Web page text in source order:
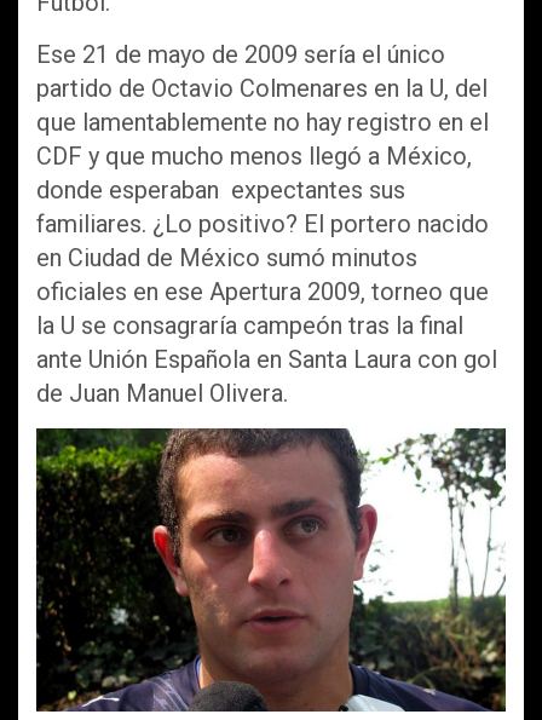
Ese 21 de mayo de 2009 sería el único
partido de Octavio Colmenares en la U, del
que lamentablemente no hay registro en el
CDF y que mucho menos llegó a México,
donde esperaban expectantes sus
familiares. ¿Lo positivo? El portero nacido
en Ciudad de México sumó minutos
oficiales en ese Apertura 2009, torneo que
la U se consagraría campeón tras la final
ante Unión Española en Santa Laura con gol
de Juan Manuel Olivera.